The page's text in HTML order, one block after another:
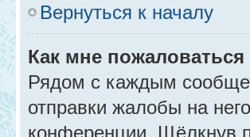
Вернуться к началу
Как мне
Рядом с каждым
отправки жалобы на
конференции. Щёлкнув